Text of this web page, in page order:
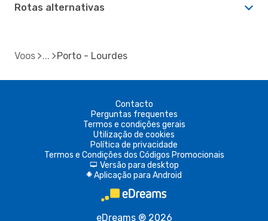
Rotas alternativas
Voos Porto - Lourdes
Contacto
Perguntas frequentes
Termos e condições gerais
Utilização de cookies
Política de privacidade
Termos e Condições dos Códigos Promocionais
d Versão para desktop
A Aplicação para Android
eDreams ® 2026